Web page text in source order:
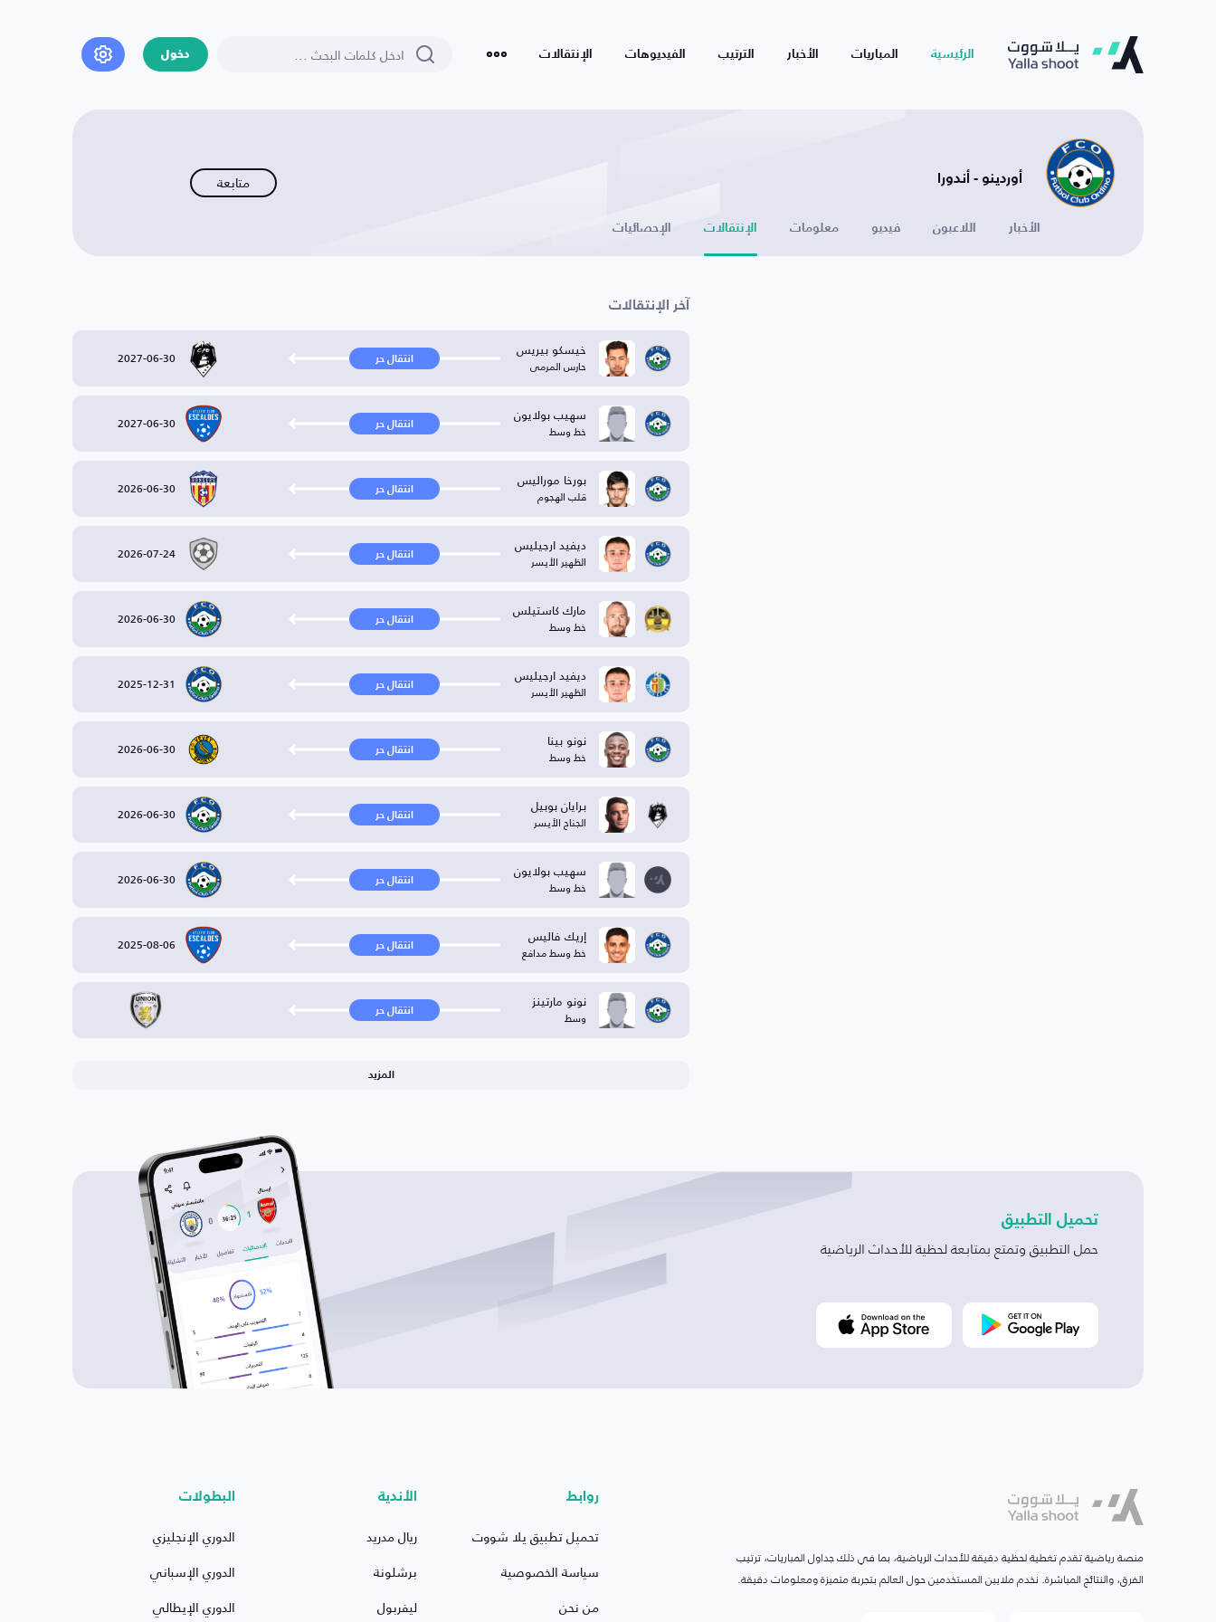
الرئيسية المباريات الأخبار الترتيب الفيديوهات الإنتقالات دخول
أوردينو - أندورا متابعة
الأخبار اللاعبون فيديو معلومات الإنتقالات الإحصائيات
آخر الإنتقالات
خيسكو بيريس
حارس المرمى انتقال حر 2027-06-30
سهيب بولايون
خط وسط انتقال حر 2027-06-30
بورخا موراليس
قلب الهجوم انتقال حر 2026-06-30
ديفيد ارجيليس
الظهير الأيسر انتقال حر 2026-07-24
مارك كاستيلس
خط وسط انتقال حر 2026-06-30
ديفيد ارجيليس
الظهير الأيسر انتقال حر 2025-12-31
نونو بينا
خط وسط انتقال حر 2026-06-30
برايان بوبيل
الجناح الأيسر انتقال حر 2026-06-30
سهيب بولايون
خط وسط انتقال حر 2026-06-30
إريك فاليس
خط وسط مدافع انتقال حر 2025-08-06
نونو مارتينز
وسط انتقال حر
المزيد
تحميل التطبيق
حمل التطبيق وتمتع بمتابعة لحظية للأحداث الرياضية
منصة رياضية تقدم تغطية لحظية دقيقة للأحداث الرياضية، بما في ذلك جداول المباريات، ترتيب
الفرق، والنتائج المباشرة. نخدم ملايين المستخدمين حول العالم بتجربة متميزة ومعلومات دقيقة.
روابط
تحميل تطبيق يلا شووت
سياسة الخصوصية
من نحن
الأندية
ريال مدريد
برشلونة
ليفربول
البطولات
الدوري الإنجليزي
الدوري الإسباني
الدوري الإيطالي